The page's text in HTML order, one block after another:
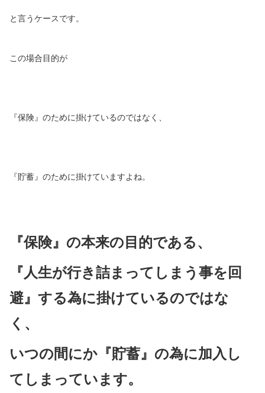
と言うケースです。
この場合目的が
『保険』のために掛けているのではなく、
『貯蓄』のために掛けていますよね。
『保険』の本来の目的である、
『人生が行き詰まってしまう事を回
避』する為に掛けているのではな
く、
いつの間にか『貯蓄』の為に加入し
てしまっています。